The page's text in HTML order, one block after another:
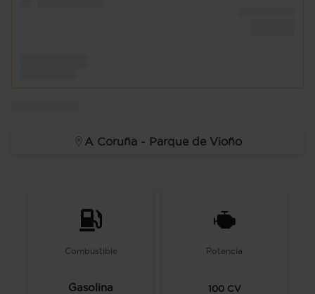
A Coruña - Parque de Vioño
Combustible
Gasolina
Potencia
100CV